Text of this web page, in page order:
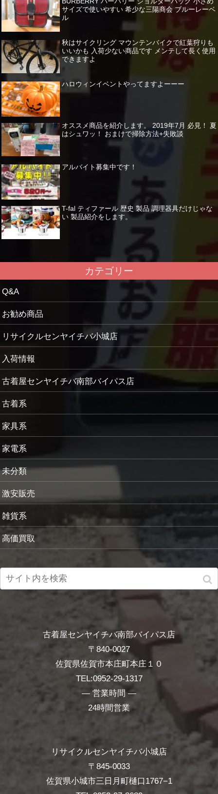
サイズで使いやすい 希少な三陽商会 ブルーレーベ
ル
秋はサイクリング マウンテンバイクで紅葉狩りも
いいかも 入荷少ない商品です メンテして長く使用
できますよ
ハロウィンイベントやってますよーーー
オススメ商品を紹介します。 2019年7月 必見！ 夏
はシュワッ！ おまけで掃除方法+失敗談
アルバイト募集中です！
T-fal ティファール 歴史 製品 調理器具だけじゃな
い 製品紹介をします。
カテゴリー
Q&A
お勧め商品
リサイクルセンヤイチバ小城店
入荷情報
古着屋センヤイチバ南部バイパス店
古着系
家具系
家電系
未分類
激安販売
雑貨系
高価買取
古着屋センヤイチバ南部バイパス店
〒840-0027
佐賀県佐賀市本庄町本庄１０
TEL:0952-29-1317
― 営業時間 ―
24時間営業
リサイクルセンヤイチバ小城店
〒845-0033
佐賀県小城市三日月町樋口1767−1